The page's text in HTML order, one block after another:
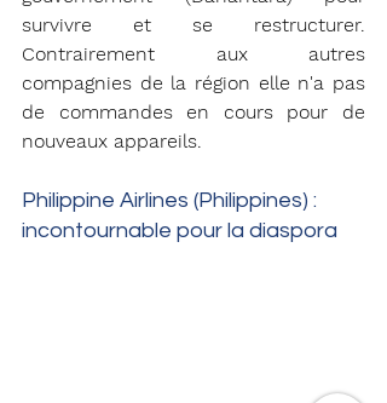
survivre et se restructurer.
Contrairement aux autres
compagnies de la région elle n'a pas
de commandes en cours pour de
nouveaux appareils.
Philippine Airlines (Philippines) :
incontournable pour la diaspora